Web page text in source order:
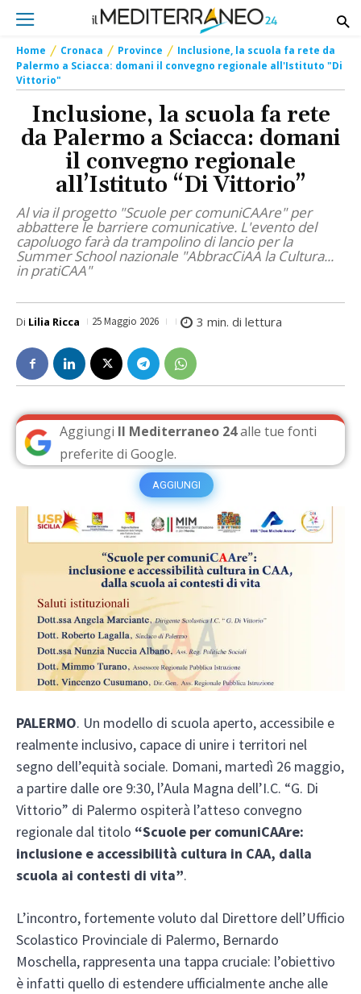
Home Cronaca Province
Inclusione, la scuola fa rete da
Palermo a Sciacca: domani il convegno regionale all'Istituto "Di
Vittorio"
Inclusione, la scuola fa rete
da Palermo a Sciacca: domani
il convegno regionale
all’Istituto “Di Vittorio”
Al via il progetto "Scuole per comuniCAAre" per
abbattere le barriere comunicative. L'evento del
capoluogo farà da trampolino di lancio per la
Summer School nazionale "AbbracCiAA la Cultura...
in pratiCAA"
Di Lilia Ricca 25 Maggio 2026 3 min. di lettura
Aggiungi Il Mediterraneo 24alle tue fonti
preferite di Google.
AGGIUNGI
PALERMO. Un modello di scuola aperto, accessibile e
realmente inclusivo, capace di unire i territori nel
segno dell’equità sociale. Domani, martedì 26 maggio,
a partire dalle ore 9:30, l’Aula Magna dell’I.C. “G. Di
Vittorio” di Palermo ospiterà l’atteso convegno
regionale dal titolo “Scuole per comuniCAAre:
inclusione e accessibilità cultura in CAA, dalla
scuola ai contesti di vita”.
L’incontro, fortemente voluto dal Direttore dell’Ufficio
Scolastico Provinciale di Palermo, Bernardo
Moschella, rappresenta una tappa cruciale: l’obiettivo
è infatti quello di estendere ufficialmente anche alle